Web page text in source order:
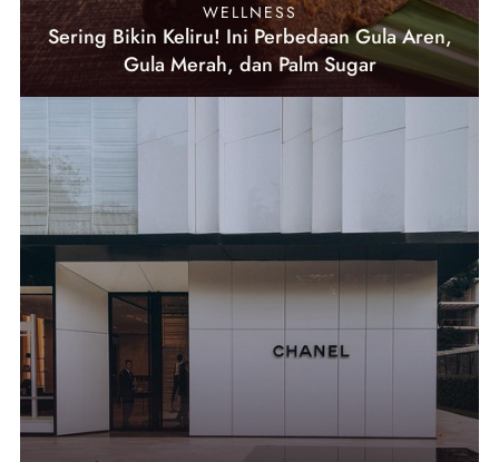
WELLNESS
Sering Bikin Keliru! Ini Perbedaan Gula Aren,
Gula Merah, dan Palm Sugar